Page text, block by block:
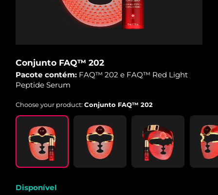
Conjunto FAQ™ 202
Pacote contém: FAQ™ 202 e FAQ™ Red Light
Peptide Serum
Choose your product:Conjunto FAQ™ 202
Disponível